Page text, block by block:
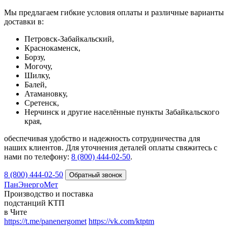
Мы предлагаем гибкие условия оплаты и различные варианты
доставки в:
Петровск-Забайкальский,
Краснокаменск,
Борзу,
Могочу,
Шилку,
Балей,
Атамановку,
Сретенск,
Нерчинск и другие населённые пункты Забайкальского
края,
обеспечивая удобство и надежность сотрудничества для
наших клиентов. Для уточнения деталей оплаты свяжитесь с
нами по телефону: 8 (800) 444-02-50.
8 (800) 444-02-50
ПанЭнергоМет
Производство и поставка
подстанций КТП
в Чите
https://t.me/panenergomet https://vk.com/ktptm